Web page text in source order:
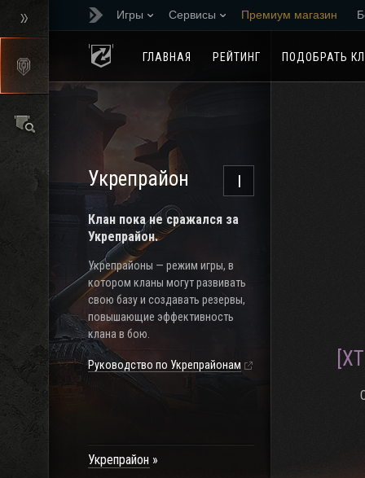
Игры Сервисы Премиум магазин
ГЛАВНАЯ
РЕЙТИНГ ПОДОБРАТЬ
I
Укрепрайон
Клан пока не сражался за
Укрепрайон.
Укрепрайоны — режим игры, в
котором кланы могут развивать
свою базу и создавать резервы,
повышающие эффективность
клана в бою.
Руководство по Укрепрайонам
Укрепрайон